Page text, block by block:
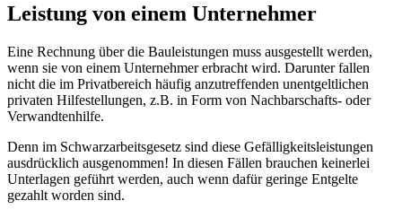
Leistung von einem Unternehmer
Eine Rechnung über die Bauleistungen muss ausgestellt werden,
wenn sie von einem Unternehmer erbracht wird. Darunter fallen
nicht die im Privatbereich häufig anzutreffenden unentgeltlichen
privaten Hilfestellungen, z.B. in Form von Nachbarschafts- oder
Verwandtenhilfe.
Denn im Schwarzarbeitsgesetz sind diese Gefälligkeitsleistungen
ausdrücklich ausgenommen! In diesen Fällen brauchen keinerlei
Unterlagen geführt werden, auch wenn dafür geringe Entgelte
gezahlt worden sind.